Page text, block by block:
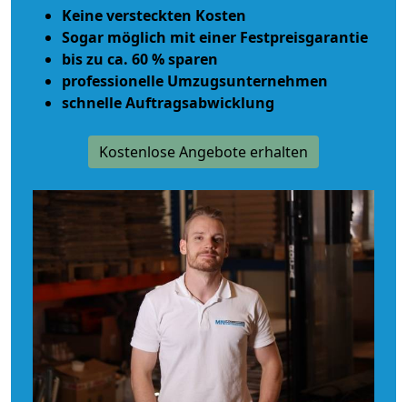
Keine versteckten Kosten
Sogar möglich mit einer Festpreisgarantie
bis zu ca. 60 % sparen
professionelle Umzugsunternehmen
schnelle Auftragsabwicklung
Kostenlose Angebote erhalten